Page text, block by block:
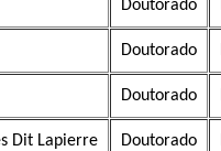
Doutorado
Doutorado
Doutorado
Dit Lapierre Doutorado